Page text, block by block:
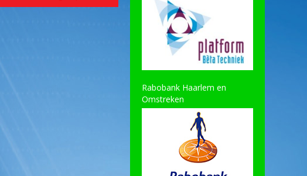
Rabobank Haarlem en
Omstreken